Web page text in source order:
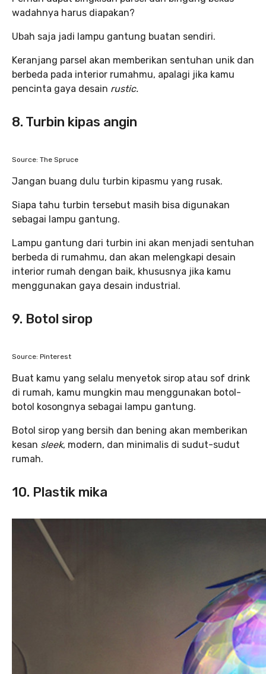
wadahnya harus diapakan?
Ubah saja jadi lampu gantung buatan sendiri.
Keranjang parsel akan memberikan sentuhan unik dan
berbeda pada interior rumahmu, apalagi jika kamu
pencinta gaya desain rustic.
8. Turbin kipas angin
Source: The Spruce
Jangan buang dulu turbin kipasmu yang rusak.
Siapa tahu turbin tersebut masih bisa digunakan
sebagai lampu gantung.
Lampu gantung dari turbin ini akan menjadi sentuhan
berbeda di rumahmu, dan akan melengkapi desain
interior rumah dengan baik, khususnya jika kamu
menggunakan gaya desain industrial.
9. Botol sirop
Source: Pinterest
Buat kamu yang selalu menyetok sirop atau sof drink
di rumah, kamu mungkin mau menggunakan botol-
botol kosongnya sebagai lampu gantung.
Botol sirop yang bersih dan bening akan memberikan
kesan sleek, modern, dan minimalis di sudut-sudut
rumah.
10. Plastik mika